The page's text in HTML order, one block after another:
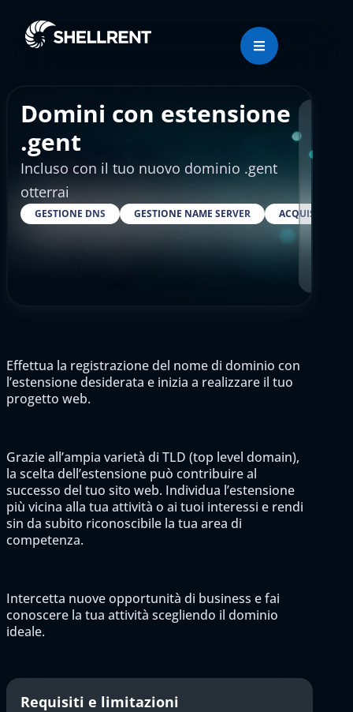
Domini con estensione
.gent
Incluso con il tuo nuovo dominio .gent
otterrai
GESTIONE DNS GESTIONE NAME SERVER ACQUISTARE
Effettua la registrazione del nome di dominio con
l’estensione desiderata e inizia a realizzare il tuo
progetto web.
Grazie all’ampia varietà di TLD (top level domain),
la scelta dell’estensione può contribuire al
successo del tuo sito web. Individua l’estensione
più vicina alla tua attività o ai tuoi interessi e rendi
sin da subito riconoscibile la tua area di
competenza.
Intercetta nuove opportunità di business e fai
conoscere la tua attività scegliendo il dominio
ideale.
Requisiti e limitazioni